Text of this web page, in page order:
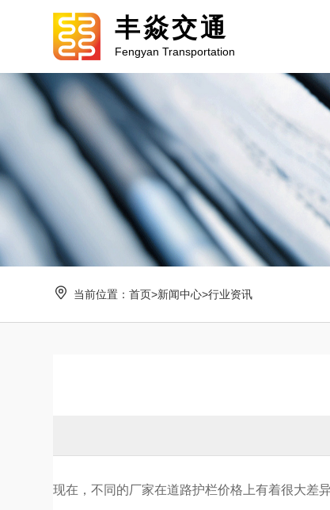
丰焱交通
Fengyan Transportation
当前位置：首页>新闻中心>行业资讯
现在，不同的厂家在道路护栏价格上有着很大差